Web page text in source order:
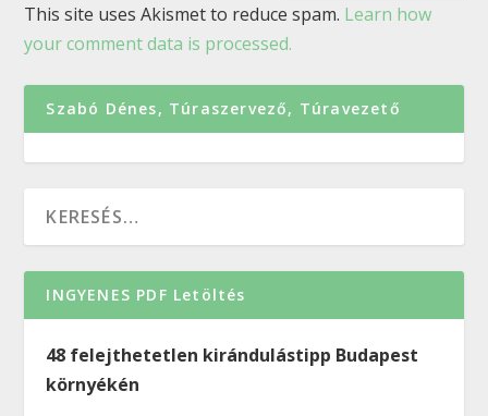
This site uses Akismet to reduce spam. Learn how
your comment data is processed.
Szabó Dénes, Túraszervező, Túravezető
INGYENES PDF Letöltés
48 felejthetetlen kirándulástipp Budapest
környékén